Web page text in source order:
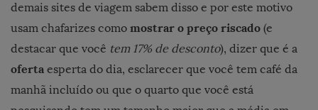
demais sites de viagem sabem disso e por este motivo
usam chafarizes como mostrar o preço riscado (e
destacar que você tem 17% de desconto), dizer que é a
oferta esperta do dia, esclarecer que você tem café da
manhã incluído ou que o quarto que você está